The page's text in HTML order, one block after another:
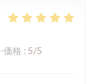
価格 : 5/5